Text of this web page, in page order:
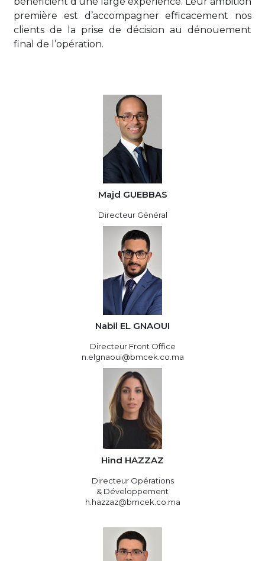
première est d’accompagner efficacement nos
clients de la prise de décision au dénouement
final de l’opération.
Majd GUEBBAS
Directeur Général
Nabil EL GNAOUI
Directeur Front Office
n.elgnaoui@bmcek.co.ma
Hind HAZZAZ
Directeur Opérations
& Développement
h.hazzaz@bmcek.co.ma